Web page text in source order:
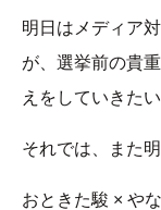
明日はメディア
が、選挙前の貴
えをしていきた
それでは、また明
おときた駿 × や